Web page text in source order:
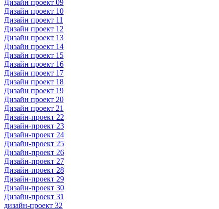
Дизайн проект 09
Дизайн проект 10
Дизайн проект 11
Дизайн проект 12
Дизайн проект 13
Дизайн проект 14
Дизайн проект 15
Дизайн проект 16
Дизайн проект 17
Дизайн проект 18
Дизайн проект 19
Дизайн проект 20
Дизайн проект 21
Дизайн-проект 22
Дизайн-проект 23
Дизайн-проект 24
Дизайн-проект 25
Дизайн-проект 26
Дизайн-проект 27
Дизайн-проект 28
Дизайн-проект 29
Дизайн-проект 30
Дизайн-проект 31
дизайн-проект 32